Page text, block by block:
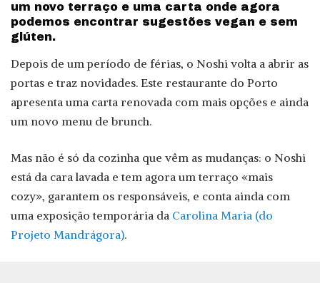
um novo terraço e uma carta onde agora
podemos encontrar sugestões vegan e sem
glúten.
Depois de um período de férias, o Noshi volta a abrir as
portas e traz novidades. Este restaurante do Porto
apresenta uma carta renovada com mais opções e ainda
um novo menu de brunch.
Mas não é só da cozinha que vêm as mudanças: o Noshi
está da cara lavada e tem agora um terraço «mais
cozy», garantem os responsáveis, e conta ainda com
uma exposição temporária da Carolina Maria (do
Projeto Mandrágora).